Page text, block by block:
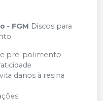
- FGM Discos para
pré-polimento
danos à resina